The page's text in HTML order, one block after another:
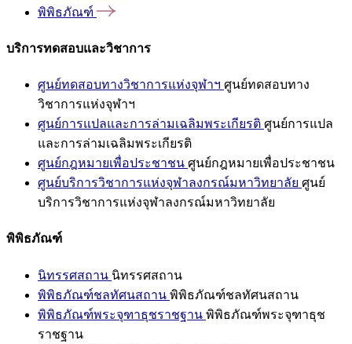
พิพิธภัณฑ์
บริการทดสอบและวิชาการ
ศูนย์ทดสอบทางวิชาการแห่งจุฬาฯ ศูนย์ทดสอบทาง
วิชาการแห่งจุฬาฯ
ศูนย์การแปลและการล่ามเฉลิมพระเกียรติ ศูนย์การแปล
และการล่ามเฉลิมพระเกียรติ
ศูนย์กฎหมายเพื่อประชาชน ศูนย์กฎหมายเพื่อประชาชน
ศูนย์บริการวิชาการแห่งจุฬาลงกรณ์มหาวิทยาลัย ศูนย์
บริการวิชาการแห่งจุฬาลงกรณ์มหาวิทยาลัย
พิพิธภัณฑ์
นิทรรศสถาน นิทรรศสถาน
พิพิธภัณฑ์ชลทัศนสถาน พิพิธภัณฑ์ชลทัศนสถาน
พิพิธภัณฑ์พระจุฑาธุชราชฐาน พิพิธภัณฑ์พระจุฑาธุช
ราชฐาน